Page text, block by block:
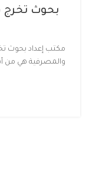
بحوث تخرج
مكتب إعداد بحوث
والمصرفية هي من